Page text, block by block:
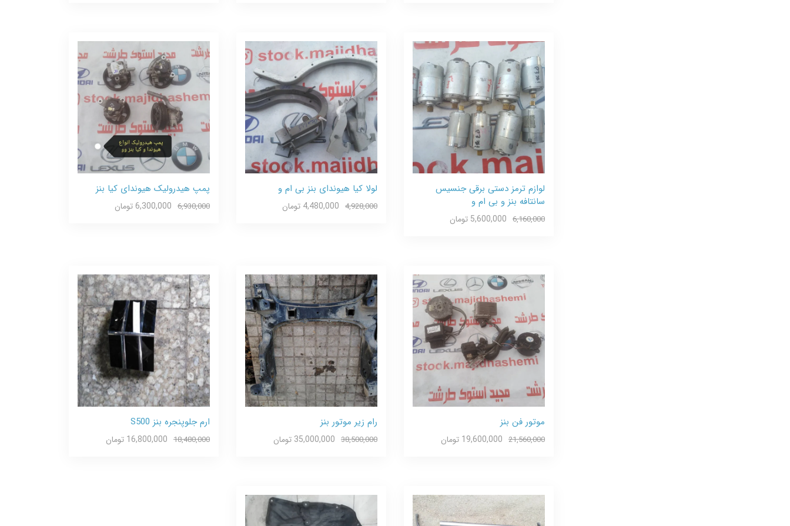
لوازم ترمز دستی برقی جنسیس
سانتافه بنز و بی ام و
6,160,000 5,600,000 تومان
لولا کیا هیوندای بنز بی ام و
4,928,000 4,480,000 تومان
پمپ هیدرولیک هیوندای کیا بنز
6,930,000 6,300,000 تومان
موتور فن بنز
21,560,000 19,600,000 تومان
رام زیر موتور بنز
38,500,000 35,000,000 تومان
ارم جلوپنجره بنز S500
18,480,000 16,800,000 تومان